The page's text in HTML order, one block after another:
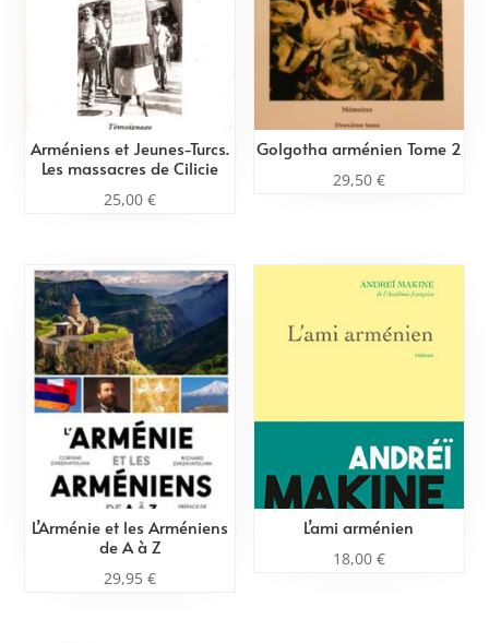
Arméniens et Jeunes-Turcs.
Les massacres de Cilicie
25,00€
Golgotha arménien Tome 2
29,50 €
L’Arménie et les Arméniens
de A à Z
29,95€
L’ami arménien
18,00 €